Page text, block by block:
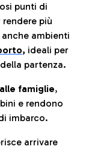
punti di
più
anche ambienti
, ideali per
partenza.
famiglie,
e rendono
imbarco.
arrivare